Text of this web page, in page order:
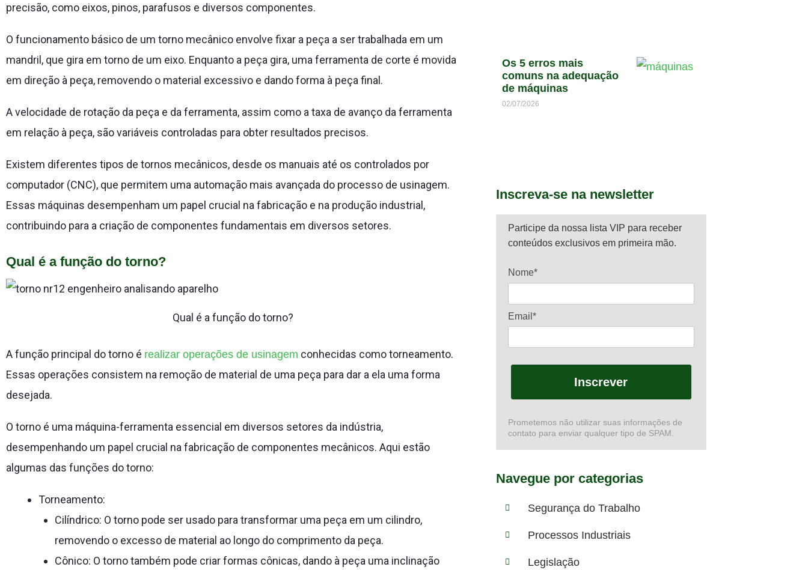
precisão, como eixos, pinos, parafusos e diversos componentes.
O funcionamento básico de um torno mecânico envolve fixar a peça a ser trabalhada em um
mandril, que gira em torno de um eixo. Enquanto a peça gira, uma ferramenta de corte é movida
em direção à peça, removendo o material excessivo e dando forma à peça final.
A velocidade de rotação da peça e da ferramenta, assim como a taxa de avanço da ferramenta
em relação à peça, são variáveis controladas para obter resultados precisos.
Existem diferentes tipos de tornos mecânicos, desde os manuais até os controlados por
computador (CNC), que permitem uma automação mais avançada do processo de usinagem.
Essas máquinas desempenham um papel crucial na fabricação e na produção industrial,
contribuindo para a criação de componentes fundamentais em diversos setores.
Qual é a função do torno?
Qual é a função do torno?
A função principal do torno é realizar operações de usinagem conhecidas como torneamento.
Essas operações consistem na remoção de material de uma peça para dar a ela uma forma
desejada.
O torno é uma máquina-ferramenta essencial em diversos setores da indústria,
desempenhando um papel crucial na fabricação de componentes mecânicos. Aqui estão
algumas das funções do torno:
Torneamento:
Cilíndrico: O torno pode ser usado para transformar uma peça em um cilindro,
removendo o excesso de material ao longo do comprimento da peça.
Cônico: O torno também pode criar formas cônicas, dando à peça uma inclinação
Os 5 erros mais
comuns na adequação
de máquinas
02/07/2026
Inscreva-se na newsletter
Participe da nossa lista VIP para receber
conteúdos exclusivos em primeira mão.
Nome*
Email*
Inscrever
Prometemos não utilizar suas informações de
contato para enviar qualquer tipo de SPAM.
Navegue por categorias
Segurança do Trabalho
Processos Industriais
Legislação